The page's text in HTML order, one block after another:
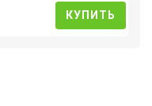
КУПИТЬ